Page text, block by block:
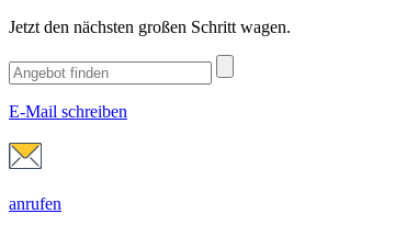
Jetzt den nächsten großen Schritt wagen.
E-Mail schreiben
anrufen